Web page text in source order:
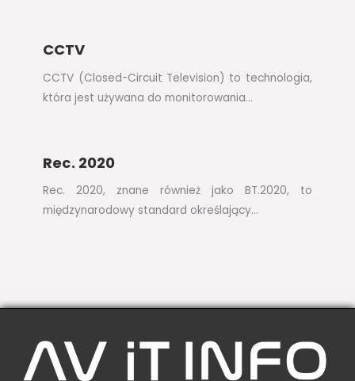
CCTV
CCTV (Closed-Circuit Television) to technologia,
która jest używana do monitorowania…
Rec. 2020
Rec. 2020, znane również jako BT.2020, to
międzynarodowy standard określający…